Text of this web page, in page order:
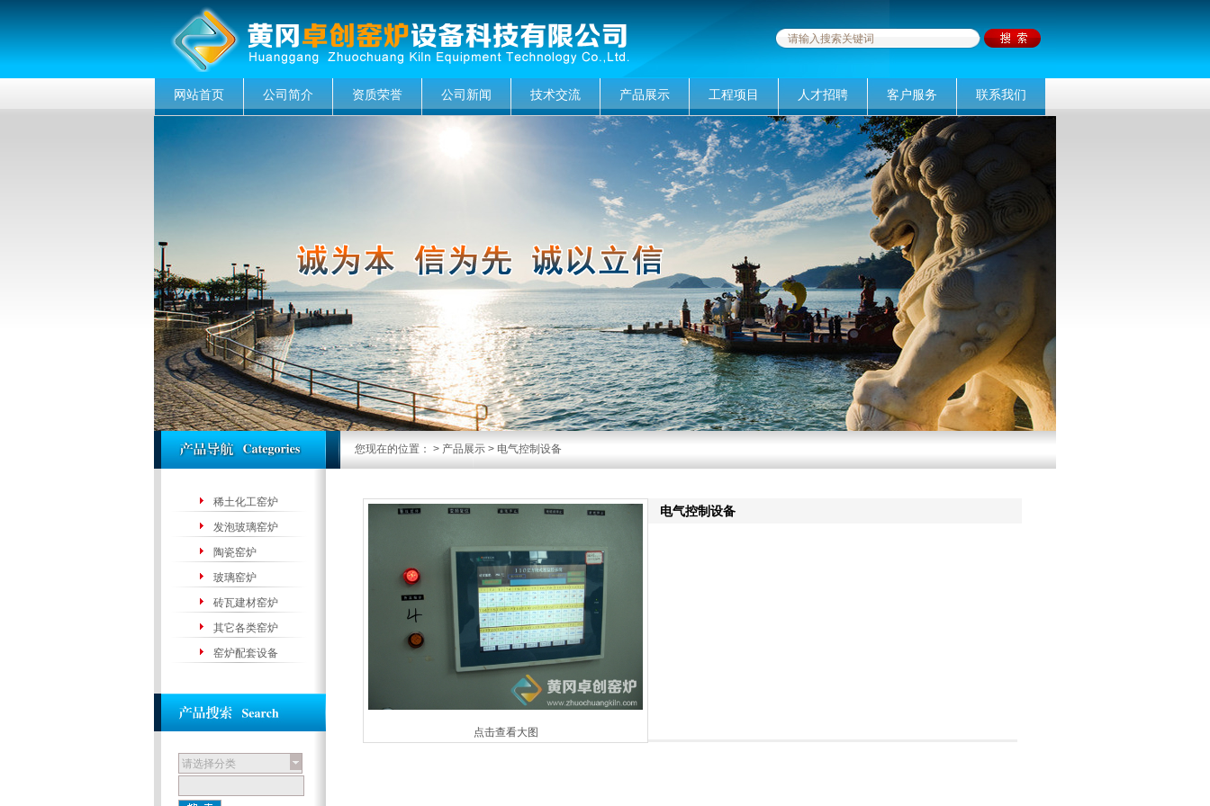
网站首页 公司简介 资质荣誉 公司新闻 技术交流 产品展示 工程项目 人才招聘 客户服务 联系我们
请选择分类
稀土化工窑炉
发泡玻璃窑炉
陶瓷窑炉
玻璃窑炉
砖瓦建材窑炉
其它各类窑炉
窑炉配套设备
您现在的位置： > 产品展示 > 电气控制设备
点击查看大图
电气控制设备